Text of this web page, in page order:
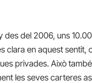
des del 2006, uns
clara en aquest
privades. Això
les seves carteres